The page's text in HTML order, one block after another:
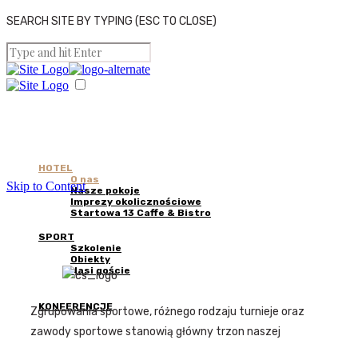
SEARCH SITE BY TYPING (ESC TO CLOSE)
HOTEL
O nas
Nasze pokoje
Imprezy okolicznościowe
Startowa 13 Caffe & Bistro
SPORT
Szkolenie
Obiekty
Nasi goście
KONFERENCJE
Skip to Content
Zgrupowania sportowe, różnego rodzaju turnieje oraz
zawody sportowe stanowią główny trzon naszej